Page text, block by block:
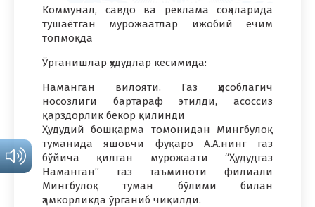
Коммунал, савдо ва реклама соҳаларида
тушаётган мурожаатлар ижобий ечим
топмоқда
Ўрганишлар ҳудудлар кесимида:
Наманган вилояти. Газ ҳисоблагич
носозлиги бартараф этилди, асоссиз
қарздорлик бекор қилинди
Ҳудудий бошқарма томонидан Мингбулоқ
туманида яшовчи фуқаро А.А.нинг газ
бўйича қилган мурожаати “Ҳудудгаз
Наманган” газ таъминоти филиали
Мингбулоқ туман бўлими билан
ҳамкорликда ўрганиб чиқилди.